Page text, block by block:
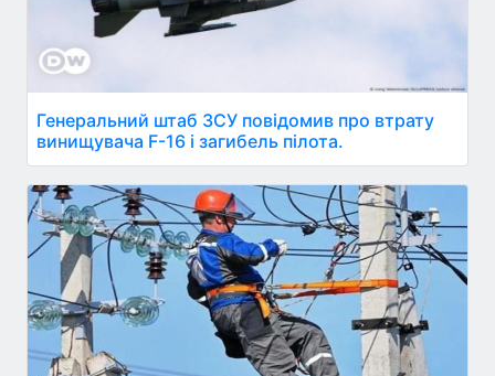
Генеральний штаб ЗСУ повідомив про втрату
винищувача F-16 і загибель пілота.